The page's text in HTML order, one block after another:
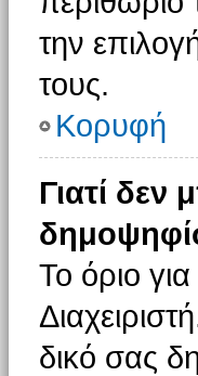
την
τους.
Κορυφή
Γιατί
Το όριο
δικό σας